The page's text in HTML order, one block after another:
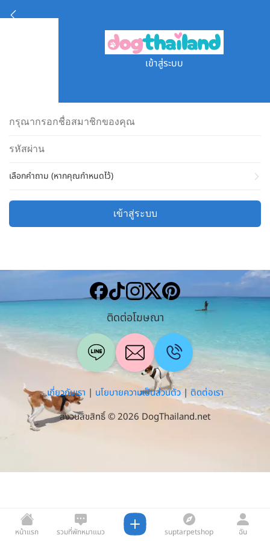
เข้าสู่ระบบ
เลือกคำถาม (หากคุณกำหนดไว้)
เข้าสู่ระบบ
หน้าแรก
รวมที่พักหมาแมว
suptarpetshop ฉัน
ติดต่อโฆษณา
เกี่ยวกับเรา | นโยบายความเป็นส่วนตัว| ติดต่อเรา
สงวนลิขสิทธิ์ © 2026 DogThailand.net